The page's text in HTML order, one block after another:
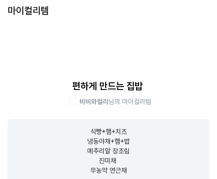
마이컬리템
편하게 만드는 집밥
비비와컬리 님의 마이컬리템
식빵+햄+치즈
냉동야채+햄+밥
메추리알 장조림
진미채
무농약 연근채